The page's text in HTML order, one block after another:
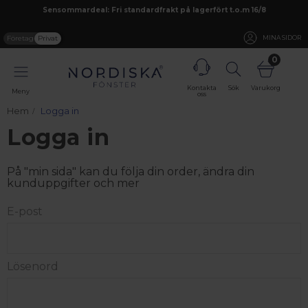
Sensommardeal: Fri standardfrakt på lagerfört t.o.m 16/8
Företag Privat MINA SIDOR
Meny
Kontakta
oss
Sök
0
Varukorg
Hem Logga in
Logga in
På "min sida" kan du följa din order, ändra din
kunduppgifter och mer
E-post
Lösenord